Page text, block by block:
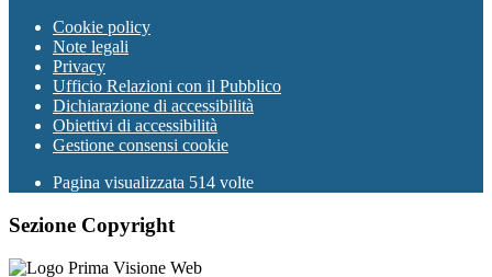
Cookie policy
Note legali
Privacy
Ufficio Relazioni con il Pubblico
Dichiarazione di accessibilità
Obiettivi di accessibilità
Gestione consensi cookie
Pagina visualizzata 514 volte
Sezione Copyright